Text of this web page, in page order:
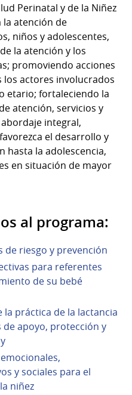
Perinatal y de la Niñez
atención de
niños y adolescentes,
la atención y los
promoviendo acciones
actores involucrados
etario; fortaleciendo la
atención, servicios y
integral,
el desarrollo y
hasta la adolescencia,
en situación de mayor
al programa:
de riesgo y prevención
para referentes
de su bebé
la práctica de la lactancia
apoyo, protección y
y sociales para el
niñez